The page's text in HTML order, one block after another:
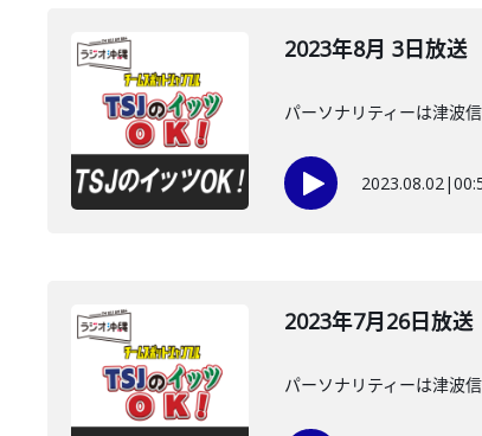
2023年8月 3日放
パーソナリティーは津波
2023.08.02|
2023年7月26日放
パーソナリティーは津波